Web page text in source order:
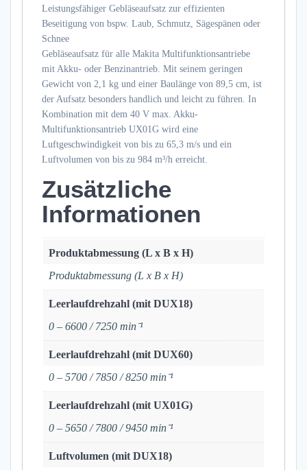
Leistungsfähiger Gebläseaufsatz zur effizienten
Beseitigung von bspw. Laub, Schmutz, Sägespänen oder
Schnee
Gebläseaufsatz für alle Makita Multifunktionsantriebe
mit Akku- oder Benzinantrieb. Mit seinem geringen
Gewicht von 2,1 kg und einer Baulänge von 89,5 cm, ist
der Aufsatz besonders handlich und leicht zu führen. In
Kombination mit dem 40 V max. Akku-
Multifunktionsantrieb UX01G wird eine
Luftgeschwindigkeit von bis zu 65,3 m/s und ein
Luftvolumen von bis zu 984 m³/h erreicht.
Zusätzliche
Informationen
Produktabmessung (L x B x H)
Produktabmessung (L x B x H)
Leerlaufdrehzahl (mit DUX18)
0 – 6600 / 7250 min⁻¹
Leerlaufdrehzahl (mit DUX60)
0 – 5700 / 7850 / 8250 min⁻¹
Leerlaufdrehzahl (mit UX01G)
0 – 5650 / 7800 / 9450 min⁻¹
Luftvolumen (mit DUX18)